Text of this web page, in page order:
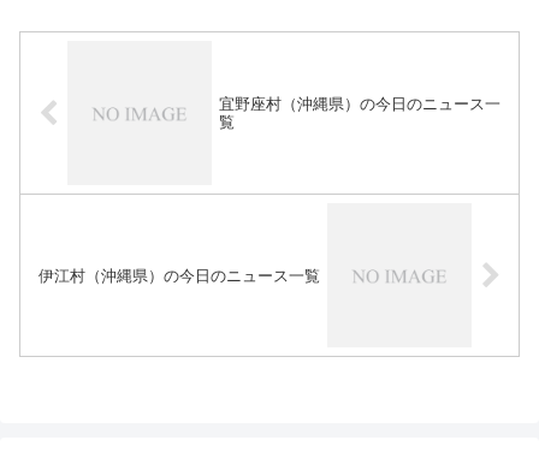
宜野座村（沖縄県）の今日のニュース一
覧
伊江村（沖縄県）の今日のニュース一覧